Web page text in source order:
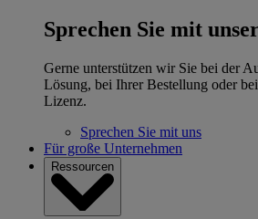
Sprechen Sie mit
Gerne unterstützen wir Sie bei der
Lösung, bei Ihrer Bestellung oder
Lizenz.
Sprechen Sie mit uns
Für große Unternehmen
Ressourcen